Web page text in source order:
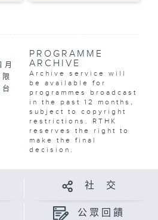
PROGRAMME
ARCHIVE
Archive service will
be available for
programmes broadcast
in the past 12 months,
subject to copyright
restrictions. RTHK
reserves the right to
make the final
decision.
社 交
公眾回饋